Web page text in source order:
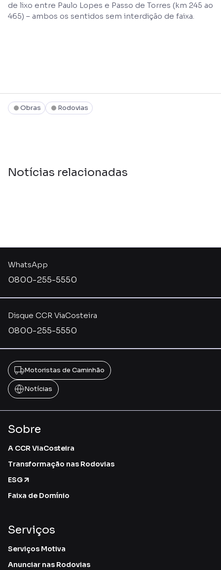
de lixo entre Paulo Lopes e Passo de Torres (km 245 ao
465) – ambos os sentidos sem interdição de faixa.
Obras Rodovias
Notícias relacionadas
Disque CCR ViaCosteira
0800-255-5550
WhatsApp
0800-255-5550
Motoristas de Caminhão
Notícias
Sobre
A CCR ViaCosteira
Transformação nas Rodovias
ESG
Faixa de Domínio
Serviços
Serviços Motiva
Anunciar nas Rodovias